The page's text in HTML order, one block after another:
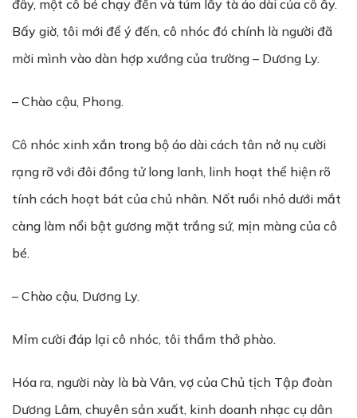
đây, một cô bé chạy đến và túm lấy tà áo dài của cô ấy.
Bấy giờ, tôi mới để ý đến, cô nhóc đó chính là người đã
mời mình vào dàn hợp xướng của trường – Dương Ly.
– Chào cậu, Phong.
Cô nhóc xinh xắn trong bộ áo dài cách tân nở nụ cười
rạng rỡ với đôi đồng tử long lanh, linh hoạt thể hiện rõ
tính cách hoạt bát của chủ nhân. Nốt ruồi nhỏ dưới mắt
càng làm nổi bật gương mặt trắng sứ, mịn màng của cô
bé.
– Chào cậu, Dương Ly.
Mỉm cười đáp lại cô nhóc, tôi thầm thở phào.
Hóa ra, người này là bà Vân, vợ của Chủ tịch Tập đoàn
Dương Lâm, chuyên sản xuất, kinh doanh nhạc cụ dân